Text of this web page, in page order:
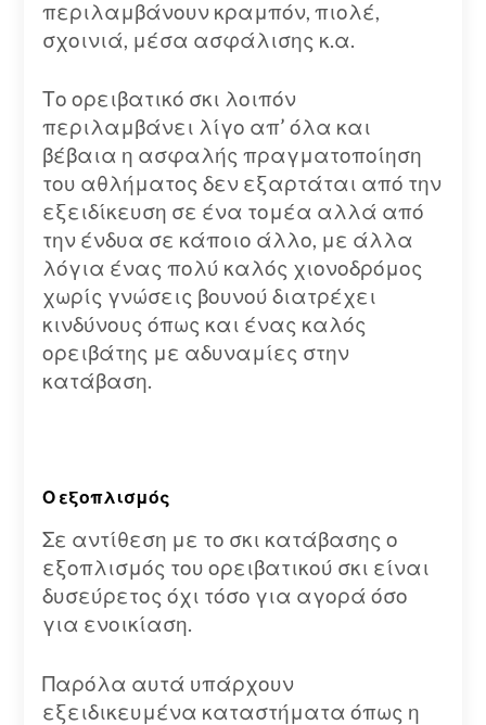
περιλαμβάνουν κραμπόν, πιολέ,
σχοινιά, μέσα ασφάλισης κ.α.
Το ορειβατικό σκι λοιπόν
περιλαμβάνει λίγο απ’ όλα και
βέβαια η ασφαλής πραγματοποίηση
του αθλήματος δεν εξαρτάται από την
εξειδίκευση σε ένα τομέα αλλά από
την ένδυα σε κάποιο άλλο, με άλλα
λόγια ένας πολύ καλός χιονοδρόμος
χωρίς γνώσεις βουνού διατρέχει
κινδύνους όπως και ένας καλός
ορειβάτης με αδυναμίες στην
κατάβαση.
Ο εξοπλισμός
Σε αντίθεση με το σκι κατάβασης ο
εξοπλισμός του ορειβατικού σκι είναι
δυσεύρετος όχι τόσο για αγορά όσο
για ενοικίαση.
Παρόλα αυτά υπάρχουν
εξειδικευμένα καταστήματα όπως η